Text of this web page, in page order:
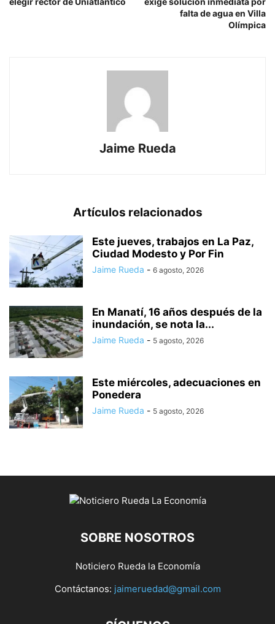
falta de agua en Villa
Olímpica
Jaime Rueda
Artículos relacionados
Este jueves, trabajos en La Paz,
Ciudad Modesto y Por Fin
Jaime Rueda - 6 agosto, 2026
En Manatí, 16 años después de la
inundación, se nota la...
Jaime Rueda - 5 agosto, 2026
Este miércoles, adecuaciones en
Ponedera
Jaime Rueda - 5 agosto, 2026
SOBRE NOSOTROS
Noticiero Rueda la Economía
Contáctanos: jaimeruedad@gmail.com